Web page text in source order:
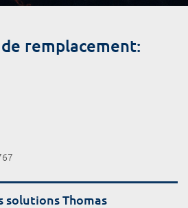
remplacement:
solutions Thomas